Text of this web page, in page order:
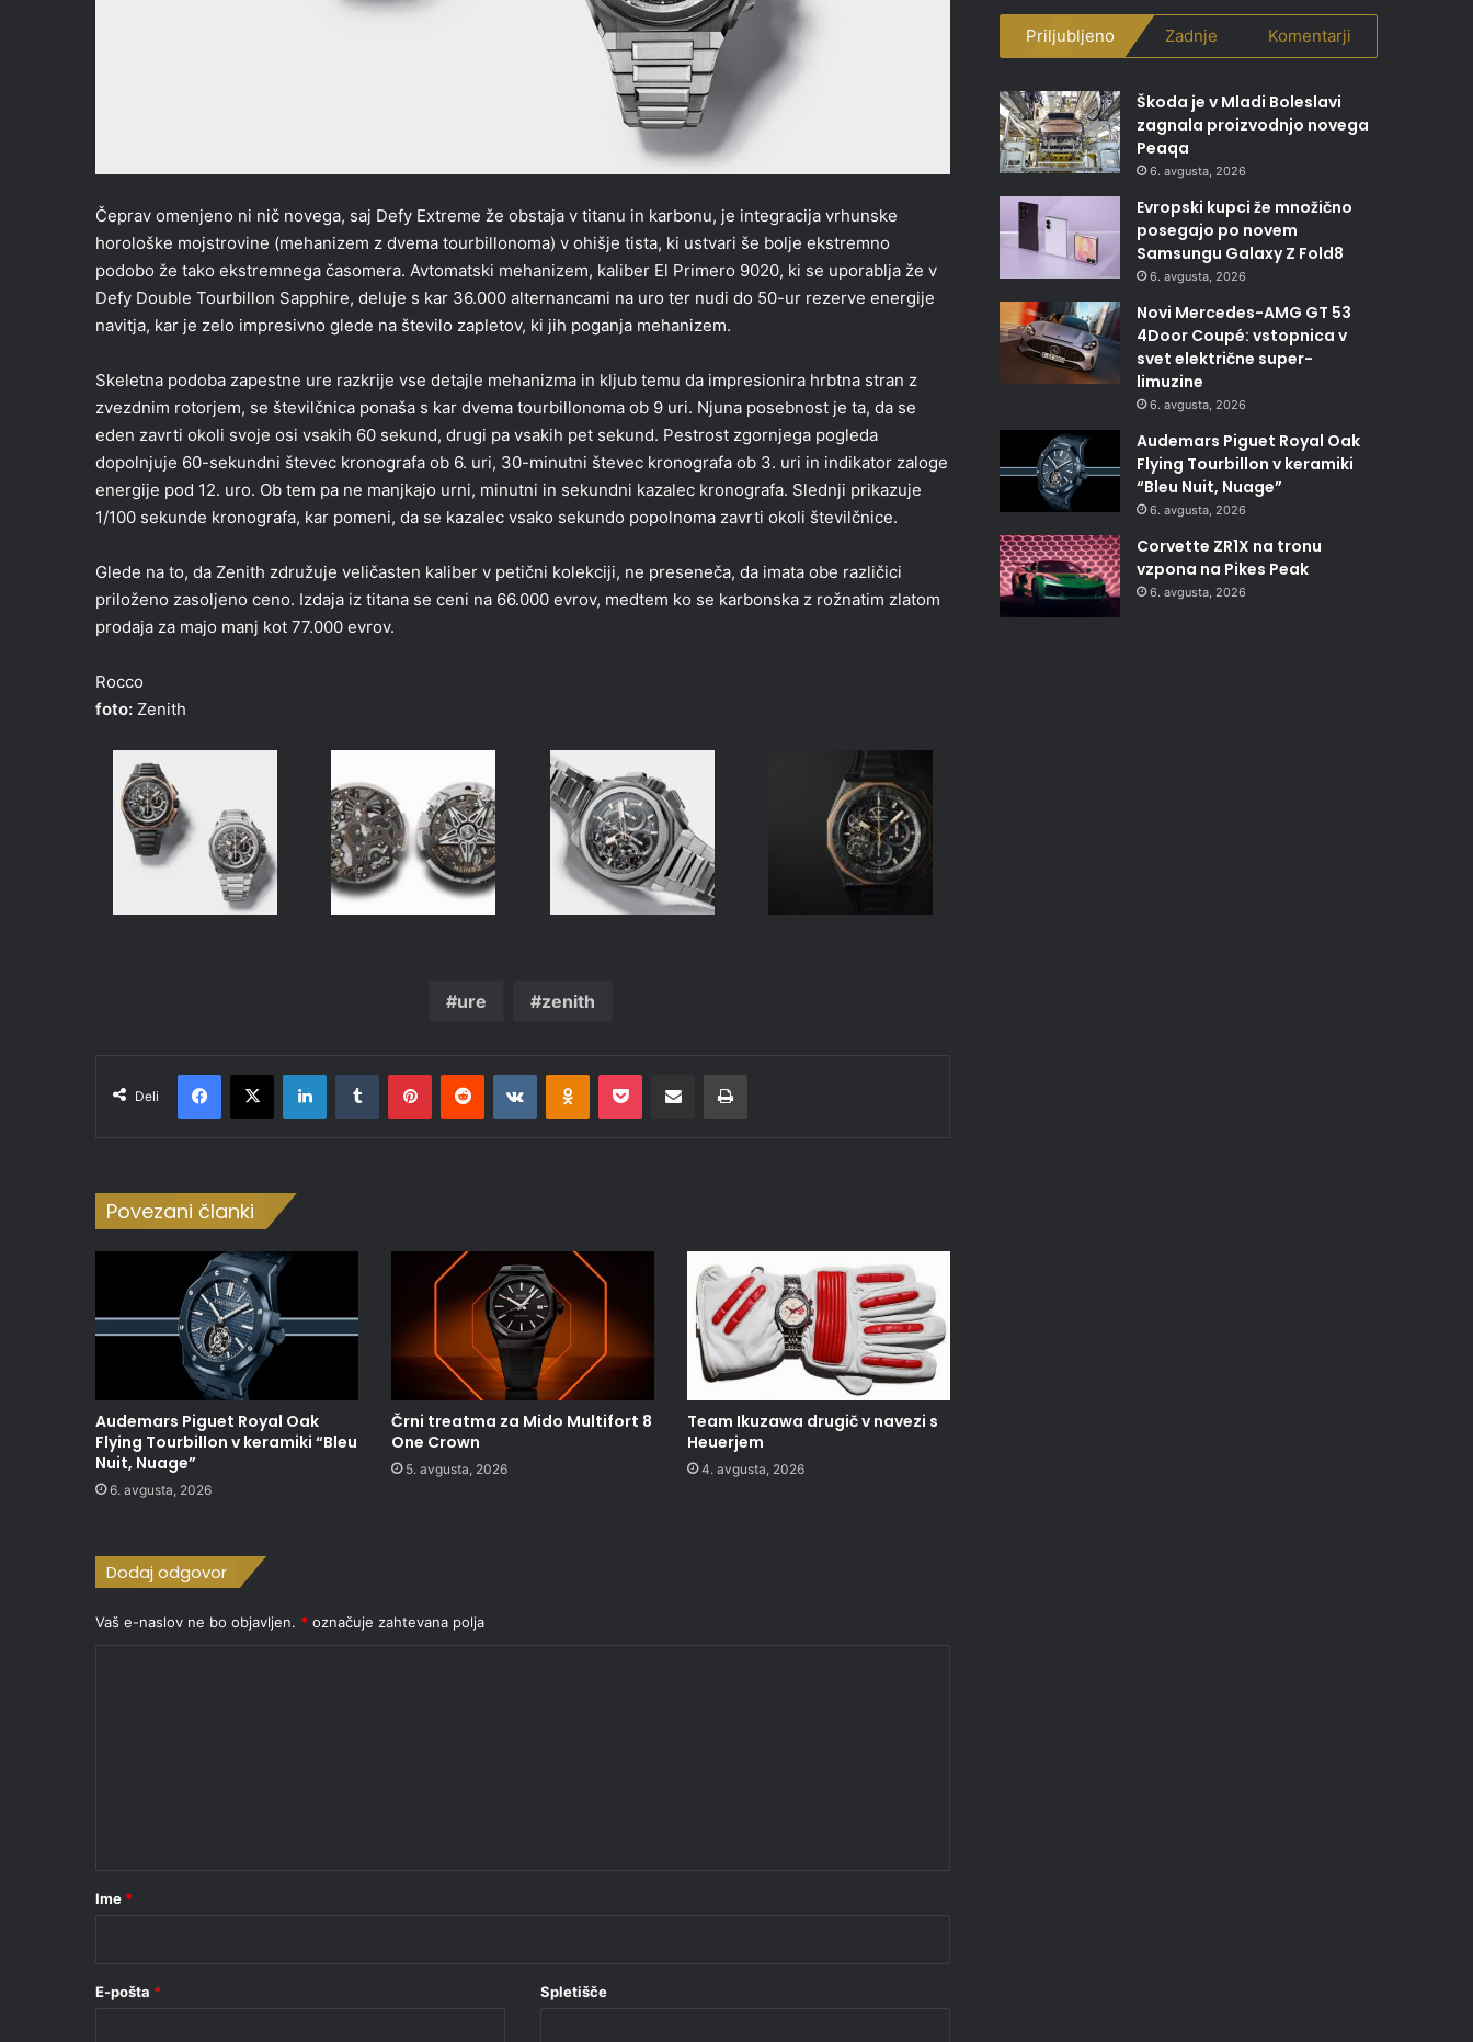
Čeprav omenjeno ni nič novega, saj Defy Extreme že obstaja v titanu in karbonu, je integracija vrhunske
horološke mojstrovine (mehanizem z dvema tourbillonoma) v ohišje tista, ki ustvari še bolje ekstremno
podobo že tako ekstremnega časomera. Avtomatski mehanizem, kaliber El Primero 9020, ki se uporablja že v
Defy Double Tourbillon Sapphire, deluje s kar 36.000 alternancami na uro ter nudi do 50-ur rezerve energije
navitja, kar je zelo impresivno glede na število zapletov, ki jih poganja mehanizem.
Skeletna podoba zapestne ure razkrije vse detajle mehanizma in kljub temu da impresionira hrbtna stran z
zvezdnim rotorjem, se številčnica ponaša s kar dvema tourbillonoma ob 9 uri. Njuna posebnost je ta, da se
eden zavrti okoli svoje osi vsakih 60 sekund, drugi pa vsakih pet sekund. Pestrost zgornjega pogleda
dopolnjuje 60-sekundni števec kronografa ob 6. uri, 30-minutni števec kronografa ob 3. uri in indikator zaloge
energije pod 12. uro. Ob tem pa ne manjkajo urni, minutni in sekundni kazalec kronografa. Slednji prikazuje
1/100 sekunde kronografa, kar pomeni, da se kazalec vsako sekundo popolnoma zavrti okoli številčnice.
Glede na to, da Zenith združuje veličasten kaliber v petični kolekciji, ne preseneča, da imata obe različici
priloženo zasoljeno ceno. Izdaja iz titana se ceni na 66.000 evrov, medtem ko se karbonska z rožnatim zlatom
prodaja za majo manj kot 77.000 evrov.
Rocco
foto: Zenith
ure zenith
Deli
Facebook
X LinkedInTumblr PinterestReddit VKontakteOdnoklassniki
Pocket Deli po epošti Natisni
Povezani članki
Audemars Piguet Royal Oak
Flying Tourbillon v keramiki “Bleu
Nuit, Nuage”
6. avgusta, 2026
Črni treatma za Mido Multifort 8
One Crown
5. avgusta, 2026
Team Ikuzawa drugič v navezi s
Heuerjem
4. avgusta, 2026
Dodaj odgovor
Vaš e-naslov ne bo objavljen. * označuje zahtevana polja
rIme *
E-pošta * Spletišče
Priljubljeno Zadnje Komentarji
Škoda je v Mladi Boleslavi
zagnala proizvodnjo novega
Peaqa
6. avgusta, 2026
Evropski kupci že množično
posegajo po novem
Samsungu Galaxy Z Fold8
6. avgusta, 2026
Novi Mercedes-AMG GT 53
4Door Coupé: vstopnica v
svet električne super-
limuzine
6. avgusta, 2026
Audemars Piguet Royal Oak
Flying Tourbillon v keramiki
“Bleu Nuit, Nuage”
6. avgusta, 2026
Corvette ZR1X na tronu
vzpona na Pikes Peak
6. avgusta, 2026